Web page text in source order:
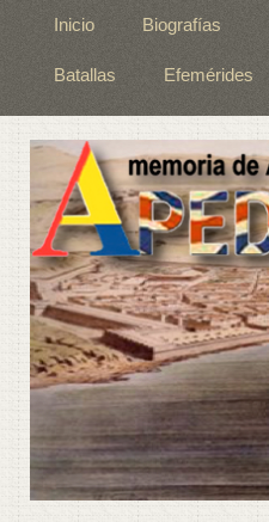
Inicio Biografías
Batallas Efemérides